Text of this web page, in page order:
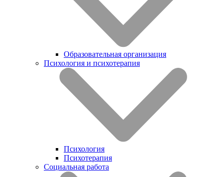
Образовательная организация
Психология и психотерапия
Психология
Психотерапия
Социальная работа